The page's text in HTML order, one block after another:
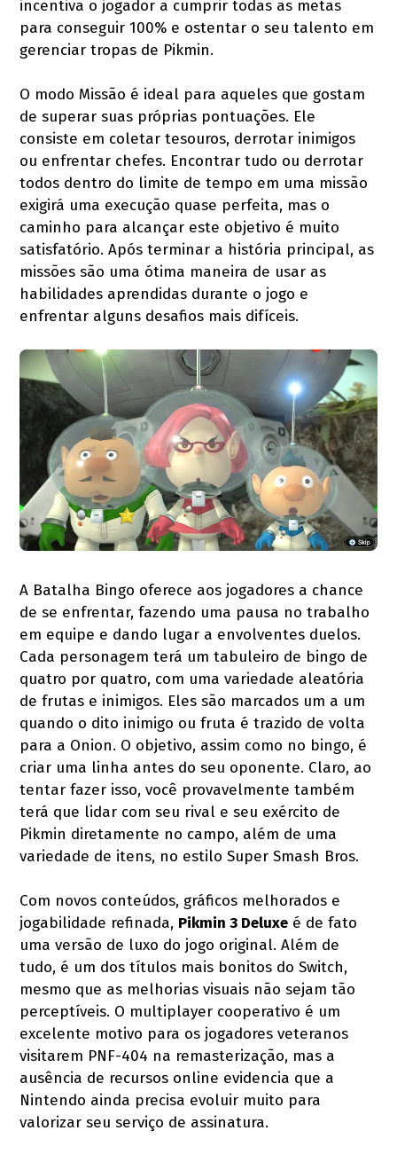
incentiva o jogador a cumprir todas as metas
para conseguir 100% e ostentar o seu talento em
gerenciar tropas de Pikmin.
O modo Missão é ideal para aqueles que gostam
de superar suas próprias pontuações. Ele
consiste em coletar tesouros, derrotar inimigos
ou enfrentar chefes. Encontrar tudo ou derrotar
todos dentro do limite de tempo em uma missão
exigirá uma execução quase perfeita, mas o
caminho para alcançar este objetivo é muito
satisfatório. Após terminar a história principal, as
missões são uma ótima maneira de usar as
habilidades aprendidas durante o jogo e
enfrentar alguns desafios mais difíceis.
A Batalha Bingo oferece aos jogadores a chance
de se enfrentar, fazendo uma pausa no trabalho
em equipe e dando lugar a envolventes duelos.
Cada personagem terá um tabuleiro de bingo de
quatro por quatro, com uma variedade aleatória
de frutas e inimigos. Eles são marcados um a um
quando o dito inimigo ou fruta é trazido de volta
para a Onion. O objetivo, assim como no bingo, é
criar uma linha antes do seu oponente. Claro, ao
tentar fazer isso, você provavelmente também
terá que lidar com seu rival e seu exército de
Pikmin diretamente no campo, além de uma
variedade de itens, no estilo Super Smash Bros.
Com novos conteúdos, gráficos melhorados e
jogabilidade refinada, Pikmin 3 Deluxe é de fato
uma versão de luxo do jogo original. Além de
tudo, é um dos títulos mais bonitos do Switch,
mesmo que as melhorias visuais não sejam tão
perceptíveis. O multiplayer cooperativo é um
excelente motivo para os jogadores veteranos
visitarem PNF-404 na remasterização, mas a
ausência de recursos online evidencia que a
Nintendo ainda precisa evoluir muito para
valorizar seu serviço de assinatura.